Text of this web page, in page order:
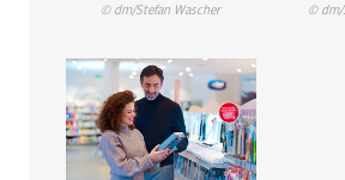
© dm/Stefan Wascher © dm/